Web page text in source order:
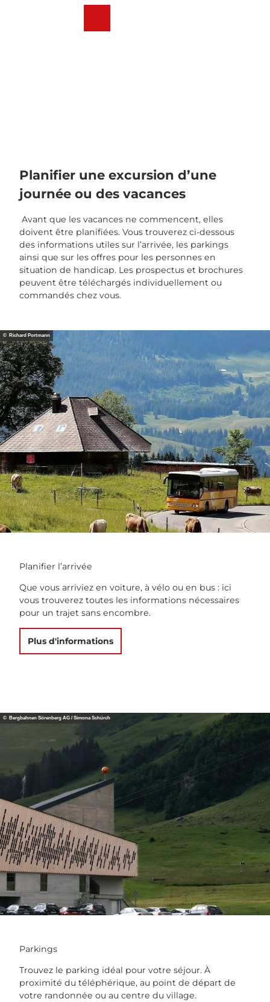
Planifier une excursion d’une
journée ou des vacances
Avant que les vacances ne commencent, elles
doivent être planifiées. Vous trouverez ci-dessous
des informations utiles sur l’arrivée, les parkings
ainsi que sur les offres pour les personnes en
situation de handicap. Les prospectus et brochures
peuvent être téléchargés individuellement ou
commandés chez vous.
© Richard Portmann
Planifier l’arrivée
Que vous arriviez en voiture, à vélo ou en bus : ici
vous trouverez toutes les informations nécessaires
pour un trajet sans encombre.
Plus d'informations
Parkings
Trouvez le parking idéal pour votre séjour. À
proximité du téléphérique, au point de départ de
votre randonnée ou au centre du village.
© Bergbahnen Sörenberg AG / Simona Schürch